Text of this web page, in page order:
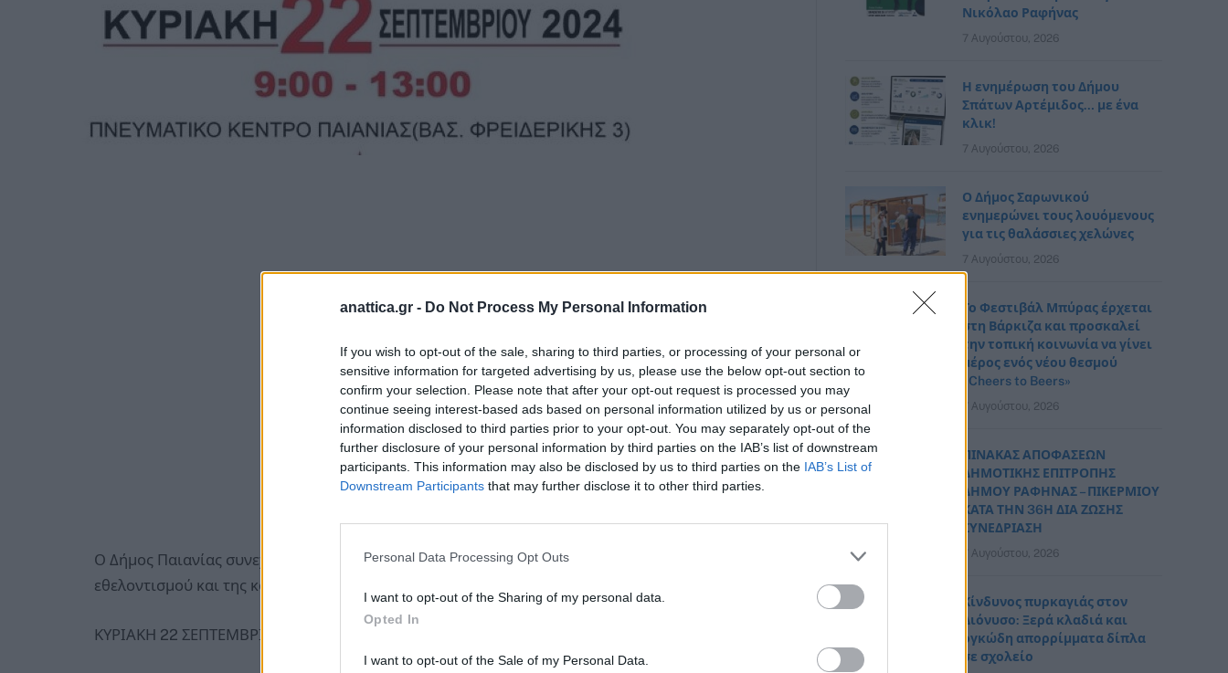
anattica.gr - Do Not Process My Personal Information
If you wish to opt-out of the sale, sharing to third parties, or processing of your personal or
sensitive information for targeted advertising by us, please use the below opt-out section to
confirm your selection. Please note that after your opt-out request is processed you may
continue seeing interest-based ads based on personal information utilized by us or personal
information disclosed to third parties prior to your opt-out. You may separately opt-out of the
further disclosure of your personal information by third parties on the IAB’s list of downstream
participants. This information may also be disclosed by us to third parties on the IAB’s List of
Downstream Participants that may further disclose it to other third parties.
Personal Data Processing Opt Outs
I want to opt-out of the Sharing of my personal data.
Opted In
I want to opt-out of the Sale of my Personal Data.
Ο Δήμος Παιανίας συνεχίζοντας το κοινωνικό του έργο, για την ανάπτυξη της έννοιας του
εθελοντισμού και της κοινωνικής αλληλεγγύης ανακοινώνει εθελοντική αιμοδοσία
ΚΥΡΙΑΚΗ 22 ΣΕΠΤΕΜΒΡΙΟΥ 2024 (09:00 π.μ -13:00 μμ) σ, Βασ. Φρειδερίκης 3.
Νικόλαο Ραφήνας
7 Αυγούστου, 2026
Η ενημέρωση του Δήμου
Σπάτων Αρτέμιδος… με ένα
κλικ!
7 Αυγούστου, 2026
Ο Δήμος Σαρωνικού
ενημερώνει τους λουόμενους
για τις θαλάσσιες χελώνες
7 Αυγούστου, 2026
Το Φεστιβάλ Μπύρας έρχεται
στη Βάρκιζα και προσκαλεί
την τοπική κοινωνία να γίνει
μέρος ενός νέου θεσμού
«Cheers to Beers»
7 Αυγούστου, 2026
ΠΙΝΑΚΑΣ ΑΠΟΦΑΣΕΩΝ
ΔΗΜΟΤΙΚΗΣ ΕΠΙΤΡΟΠΗΣ
ΔΗΜΟΥ ΡΑΦΗΝΑΣ – ΠΙΚΕΡΜΙΟΥ
ΚΑΤΑ ΤΗΝ 36Η ΔΙΑ ΖΩΣΗΣ
ΣΥΝΕΔΡΙΑΣΗ
7 Αυγούστου, 2026
Κίνδυνος πυρκαγιάς στον
Διόνυσο: Ξερά κλαδιά και
ογκώδη απορρίμματα δίπλα
σε σχολείο